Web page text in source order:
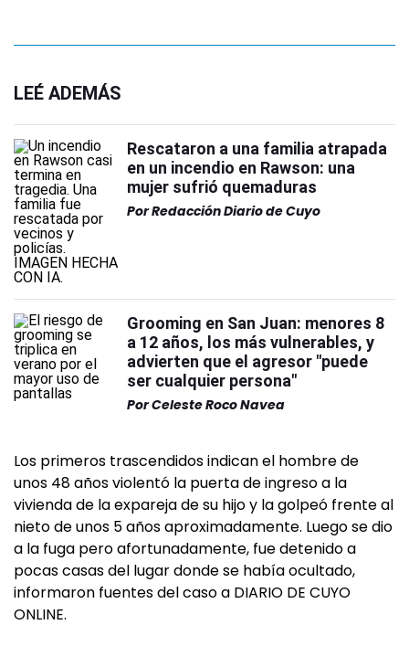
LEÉ ADEMÁS
Rescataron a una familia atrapada
en un incendio en Rawson: una
mujer sufrió quemaduras
PorRedacción Diario de Cuyo
Grooming en San Juan: menores 8
a 12 años, los más vulnerables, y
advierten que el agresor "puede
ser cualquier persona"
PorCeleste Roco Navea
Los primeros trascendidos indican el hombre de
unos 48 años violentó la puerta de ingreso a la
vivienda de la expareja de su hijo y la golpeó frente al
nieto de unos 5 años aproximadamente. Luego se dio
a la fuga pero afortunadamente, fue detenido a
pocas casas del lugar donde se había ocultado,
informaron fuentes del caso a DIARIO DE CUYO
ONLINE.